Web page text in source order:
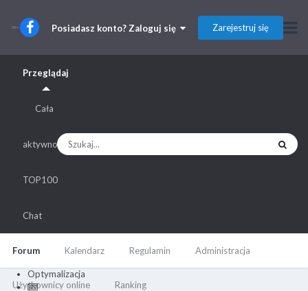
Posiadasz konto? Zaloguj się Zarejestruj się
Przeglądaj
Forum Kalendarz Regulamin Administracja
Użytkownicy online Ranking
Cała
aktywność
TOP100
Chat
Optymalizacja